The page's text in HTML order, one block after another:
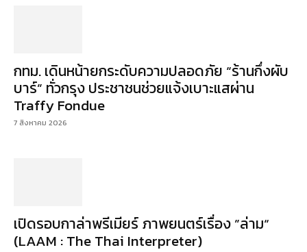
กทม. เดินหน้ายกระดับความปลอดภัย “ร้านกึ่งผับ
บาร์” ทั่วกรุง ประชาชนช่วยแจ้งเบาะแสผ่าน
Traffy Fondue
7 สิงหาคม 2026
เปิดรอบกาล่าพรีเมียร์ ภาพยนตร์เรื่อง ”ล่าม“
(LAAM : The Thai Interpreter)